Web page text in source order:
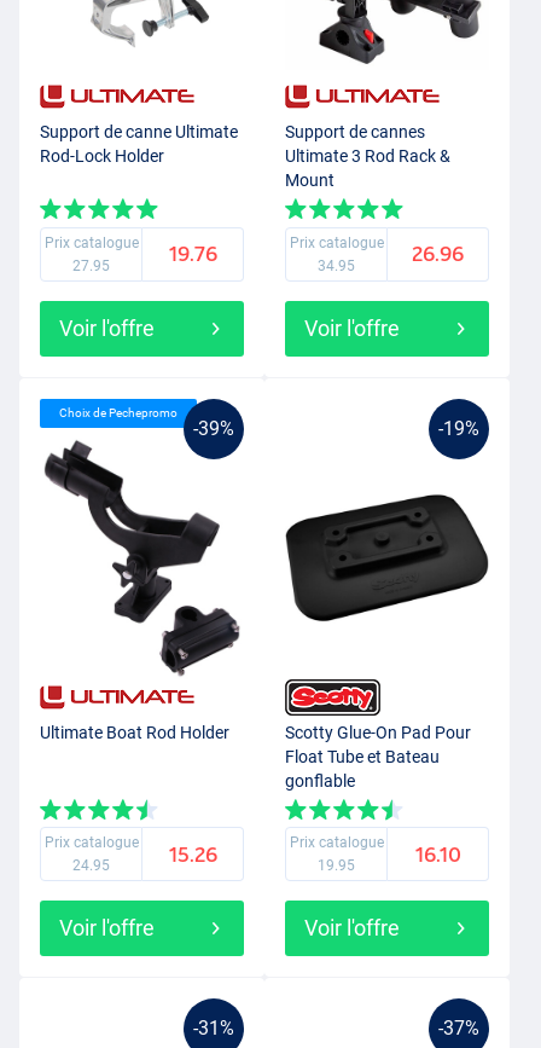
Support de canne Ultimate
Rod-Lock Holder
Prix catalogue
27.95
19.76
Voir l'offre
Support de cannes
Ultimate 3 Rod Rack &
Mount
Prix catalogue
34.95
26.96
Voir l'offre
-39%
Choix de Pechepromo
Ultimate Boat Rod Holder
Prix catalogue
24.95
15.26
Voir l'offre
-19%
Scotty Glue-On Pad Pour
Float Tube et Bateau
gonflable
Prix catalogue
19.95
16.10
Voir l'offre
-31% -37%